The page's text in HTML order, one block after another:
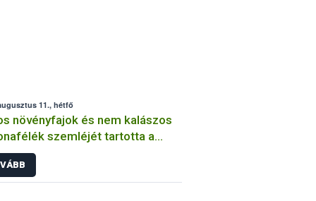
11., hétfő
növényfajok és nem kalászos
szemléjét tartotta a